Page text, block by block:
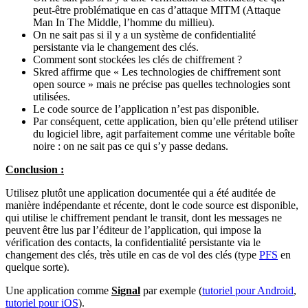
peut-être problématique en cas d’attaque MITM (Attaque
Man In The Middle, l’homme du millieu).
On ne sait pas si il y a un système de confidentialité
persistante via le changement des clés.
Comment sont stockées les clés de chiffrement ?
Skred affirme que « Les technologies de chiffrement sont
open source » mais ne précise pas quelles technologies sont
utilisées.
Le code source de l’application n’est pas disponible.
Par conséquent, cette application, bien qu’elle prétend utiliser
du logiciel libre, agit parfaitement comme une véritable boîte
noire : on ne sait pas ce qui s’y passe dedans.
Conclusion :
Utilisez plutôt une application documentée qui a été auditée de
manière indépendante et récente, dont le code source est disponible,
qui utilise le chiffrement pendant le transit, dont les messages ne
peuvent être lus par l’éditeur de l’application, qui impose la
vérification des contacts, la confidentialité persistante via le
changement des clés, très utile en cas de vol des clés (type PFS en
quelque sorte).
Une application comme Signal par exemple (tutoriel pour Android,
tutoriel pour iOS).